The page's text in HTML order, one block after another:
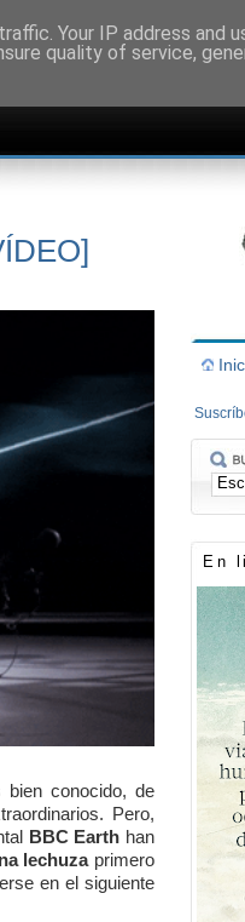
conocido, de
Pero,
BBC Earth han
lechuzaprimero
en el siguiente
En
Your IP address and
quality of service,